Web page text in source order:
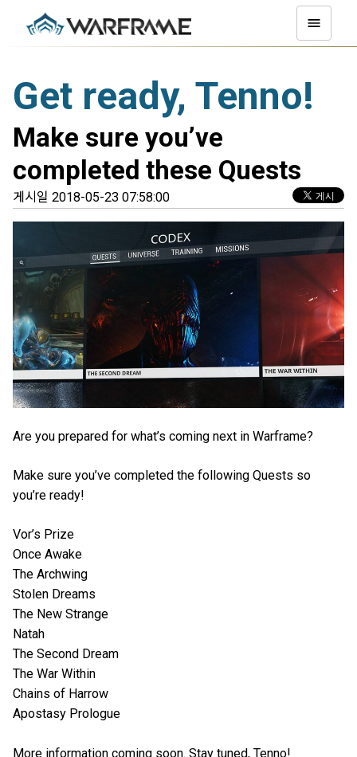
Get ready, Tenno!
Make sure you’ve
completed these Quests
게시일 2018-05-23 07:58:00
Are you prepared for what’s coming next in Warframe?
Make sure you’ve completed the following Quests so
you’re ready!
Vor’s Prize
Once Awake
The Archwing
Stolen Dreams
The New Strange
Natah
The Second Dream
The War Within
Chains of Harrow
Apostasy Prologue
More information coming soon. Stay tuned, Tenno!